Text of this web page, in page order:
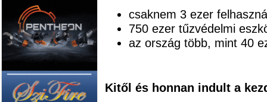
csaknem 3 ezer
750 ezer tűzvédelmi
az ország több, mint 40
Kitől és honnan indult a